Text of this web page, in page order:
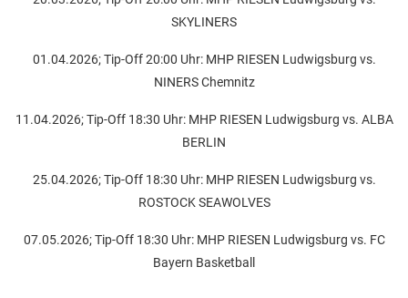
SKYLINERS
01.04.2026; Tip-Off 20:00 Uhr: MHP RIESEN Ludwigsburg vs.
NINERS Chemnitz
11.04.2026; Tip-Off 18:30 Uhr: MHP RIESEN Ludwigsburg vs. ALBA
BERLIN
25.04.2026; Tip-Off 18:30 Uhr: MHP RIESEN Ludwigsburg vs.
ROSTOCK SEAWOLVES
07.05.2026; Tip-Off 18:30 Uhr: MHP RIESEN Ludwigsburg vs. FC
Bayern Basketball